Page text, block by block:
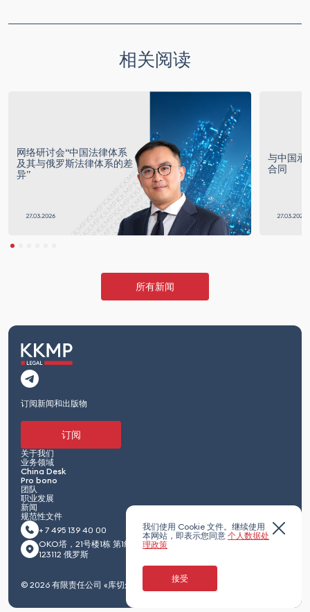
相关阅读
网络研讨会“中国法律体系
及其与俄罗斯法律体系的差
异”
与中国承
合同
所有新闻
我们使用 Cookie 文件。继续使用
本网站，即表示您同意 个人数据处
理政策
接受
订阅新闻和出版物
订阅
关于我们
业务领域
China Desk
Pro bono
团队
职业发展
新闻
规范性文件
+ 7 495 139 40 00
OKO塔，21号楼1栋 第1红卫兵通道 莫斯科
123112 俄罗斯
© 2026 有限责任公司 «库切尔·库列绍夫·马克西门科及合伙人»